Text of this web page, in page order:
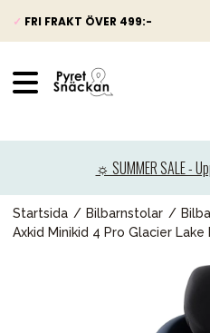
✓ FRI FRAKT ÖVER 499:-
☼ SUMMER SALE -
Startsida Bilbarnstolar
Axkid Minikid 4 Pro Glacier Lake
Barn